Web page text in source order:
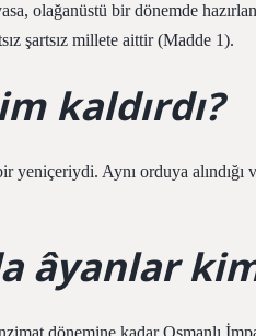
olağanüstü bir dönemde
şartsız millete aittir (Madde 1).
kaldırdı?
yeniçeriydi. Aynı orduya
âyanlar
dönemine kadar Osmanlı